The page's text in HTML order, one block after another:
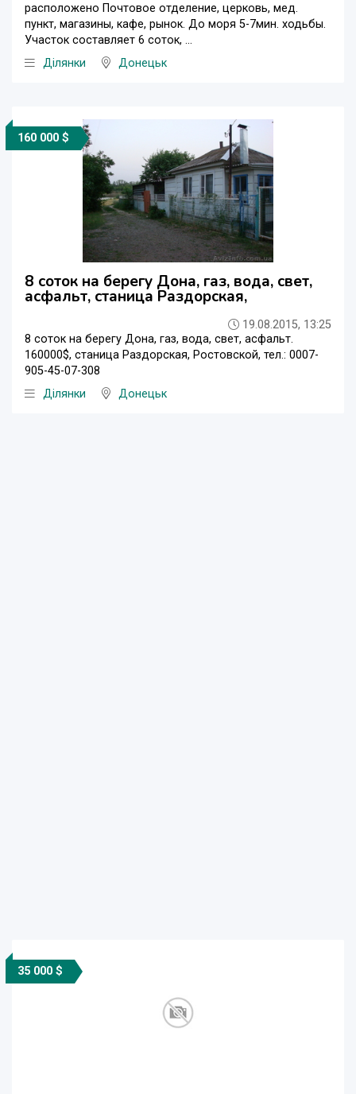
расположено Почтовое отделение, церковь, мед.
пункт, магазины, кафе, рынок. До моря 5-7мин. ходьбы.
Участок составляет 6 соток, ...
Ділянки
Донецьк
160 000 $
8 соток на берегу Дона, газ, вода, свет,
асфальт, станица Раздорская,
19.08.2015, 13:25
8 соток на берегу Дона, газ, вода, свет, асфальт.
160000$, станица Раздорская, Ростовской, тел.: 0007-
905-45-07-308
Ділянки
Донецьк
35 000 $